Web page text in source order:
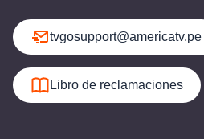
tvgosupport@americatv.pe
Libro de reclamaciones